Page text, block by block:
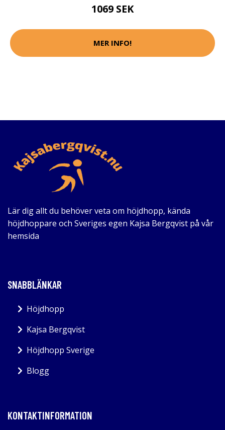
1069 SEK
MER INFO!
Lär dig allt du behöver veta om höjdhopp, kända
höjdhoppare och Sveriges egen Kajsa Bergqvist på vår
hemsida
SNABBLÄNKAR
Höjdhopp
Kajsa Bergqvist
Höjdhopp Sverige
Blogg
KONTAKTINFORMATION